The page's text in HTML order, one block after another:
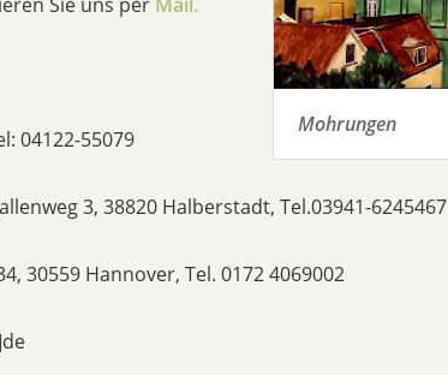
Mohrungen
04122-55079
3, 38820 Halberstadt, Tel.03941-6245467
30559 Hannover, Tel. 0172 4069002